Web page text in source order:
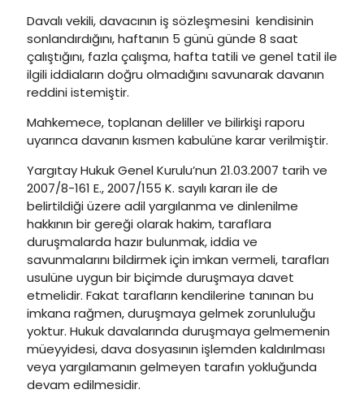
Davalı vekili, davacının iş sözleşmesini kendisinin
sonlandırdığını, haftanın 5 günü günde 8 saat
çalıştığını, fazla çalışma, hafta tatili ve genel tatil ile
ilgili iddiaların doğru olmadığını savunarak davanın
reddini istemiştir.
Mahkemece, toplanan deliller ve bilirkişi raporu
uyarınca davanın kısmen kabulüne karar verilmiştir.
Yargıtay Hukuk Genel Kurulu’nun 21.03.2007 tarih ve
2007/8-161 E., 2007/155 K. sayılı kararı ile de
belirtildiği üzere adil yargılanma ve dinlenilme
hakkının bir gereği olarak hakim, taraflara
duruşmalarda hazır bulunmak, iddia ve
savunmalarını bildirmek için imkan vermeli, tarafları
usulüne uygun bir biçimde duruşmaya davet
etmelidir. Fakat tarafların kendilerine tanınan bu
imkana rağmen, duruşmaya gelmek zorunluluğu
yoktur. Hukuk davalarında duruşmaya gelmemenin
müeyyidesi, dava dosyasının işlemden kaldırılması
veya yargılamanın gelmeyen tarafın yokluğunda
devam edilmesidir.